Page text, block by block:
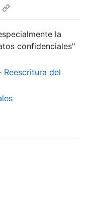
la
confidenciales"
del